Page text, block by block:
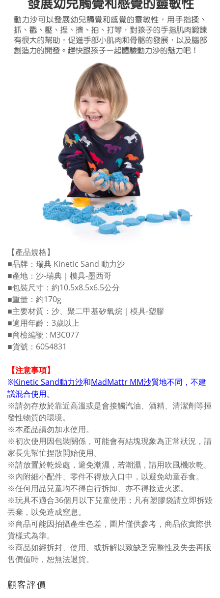
【產品規格】
■品牌：瑞典 Kinetic Sand 動力沙
■產地：沙-瑞典｜模具-墨西哥
■包裝尺寸：約10.5x8.5x6.5公分
■重量：約170g
■主要材質：沙、聚二甲基矽氧烷｜模具-塑膠
■適用年齡：3歲以上
■商檢編號 : M3C077
■貨號：6054831
【注意事項】
※Kinetic Sand動力沙和MadMattr MM沙質地不同，不建
議混合使用。
※請勿存放於靠近高溫或是會接觸汽油、酒精、清潔劑等揮
發性物質的環境。
※本產品請勿加水使用。
※初次使用因包裝關係，可能會有結塊現象為正常狀況，請
家長先幫忙捏散開始使用。
※請放置於乾燥處，避免潮濕，若潮濕，請用吹風機吹乾。
※內附細小配件、零件不得放入口中，以避免幼童吞食。
※任何用品兒童均不得自行拆卸、亦不得接近火源。
※玩具不適合36個月以下兒童使用；凡有塑膠袋請立即拆毀
丟棄，以免造成窒息。
※商品可能因拍攝產生色差，圖片僅供參考，商品依實際供
貨樣式為準。
※商品如經拆封、使用、或拆解以致缺乏完整性及失去再販
售價值時，恕無法退貨。
顧客評價